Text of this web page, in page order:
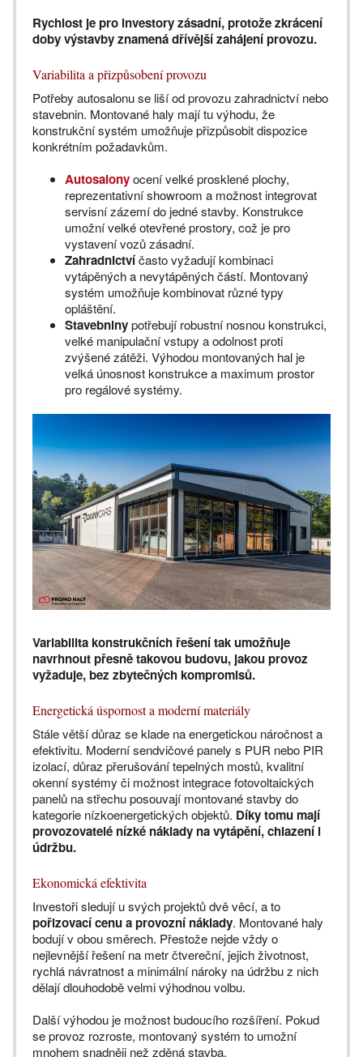
Rychlost je pro investory zásadní, protože zkrácení
doby výstavby znamená dřívější zahájení provozu.
Variabilita a přizpůsobení provozu
Potřeby autosalonu se liší od provozu zahradnictví nebo
stavebnin. Montované haly mají tu výhodu, že
konstrukční systém umožňuje přizpůsobit dispozice
konkrétním požadavkům.
Autosalonyocení velké prosklené plochy,
reprezentativní showroom a možnost integrovat
servisní zázemí do jedné stavby. Konstrukce
umožní velké otevřené prostory, což je pro
vystavení vozů zásadní.
Zahradnictvíčasto vyžadují kombinaci
vytápěných a nevytápěných částí. Montovaný
systém umožňuje kombinovat různé typy
opláštění.
Stavebninypotřebují robustní nosnou konstrukci,
velké manipulační vstupy a odolnost proti
zvýšené zátěži. Výhodou montovaných hal je
velká únosnost konstrukce a maximum prostor
pro regálové systémy.
Variabilita konstrukčních řešení tak umožňuje
navrhnout přesně takovou budovu, jakou provoz
vyžaduje, bez zbytečných kompromisů.
Energetická úspornost a moderní materiály
Stále větší důraz se klade na energetickou náročnost a
efektivitu. Moderní sendvičové panely s PUR nebo PIR
izolací, důraz přerušování tepelných mostů, kvalitní
okenní systémy či možnost integrace fotovoltaických
panelů na střechu posouvají montované stavby do
kategorie nízkoenergetických objektů. Díky tomu mají
provozovatelé nízké náklady na vytápění, chlazení i
údržbu.
Ekonomická efektivita
Investoři sledují u svých projektů dvě věcí, a to
pořizovací cenu a provozní náklady. Montované haly
bodují v obou směrech. Přestože nejde vždy o
nejlevnější řešení na metr čtvereční, jejich životnost,
rychlá návratnost a minimální nároky na údržbu z nich
dělají dlouhodobě velmi výhodnou volbu.
Další výhodou je možnost budoucího rozšíření. Pokud
se provoz rozroste, montovaný systém to umožní
mnohem snadněji než zděná stavba.